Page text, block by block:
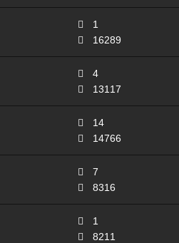
1
16289
4
13117
14
14766
7
8316
1
8211